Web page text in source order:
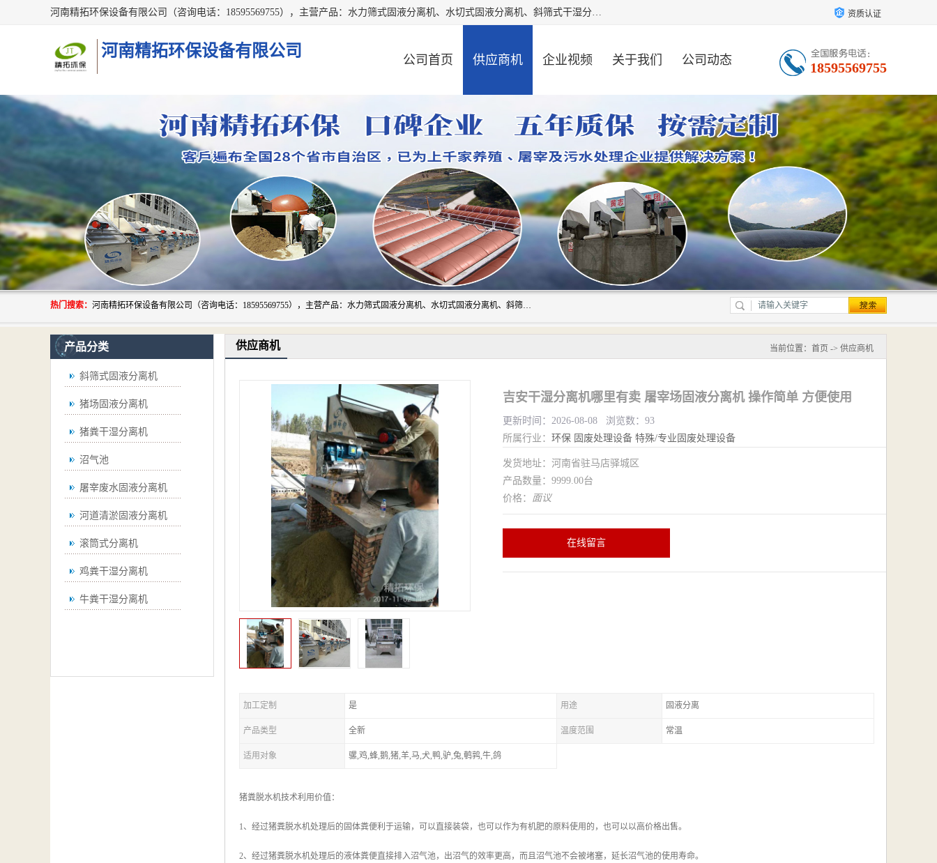
河南精拓环保设备有限公司（咨询电话：18595569755），主营产品：水力筛式固液分离机、水切式固液分离机、斜筛式干湿分离机、养猪场固液分离机、斜筛式固液分离机、屠宰场固液分离机、猪场干湿分离机等。公司从事固液分离设备及配套沼气池的研发、设计、销售与施工，并提供污水处理整体解决方案。 资质认证
河南精拓环保设备有限公司 公司首页 供应商机 企业视频 关于我们 公司动态 18595569755
热门搜索： 河南精拓环保设备有限公司（咨询电话：18595569755），主营产品：水力筛式固液分离机、水切式固液分离机、斜筛式干湿分离机、养猪场固液分离机、斜筛式固液分离机、屠宰场固液分离机、猪场干湿分离机等。公司从事固液分离设备及配套沼气池的研发、设计、销售与施工，并提供污水处理整体解决方案。
产品分类
斜筛式固液分离机
猪场固液分离机
猪粪干湿分离机
沼气池
屠宰废水固液分离机
河道清淤固液分离机
滚筒式分离机
鸡粪干湿分离机
牛粪干湿分离机
供应商机 当前位置： 首页 -> 供应商机
吉安干湿分离机哪里有卖 屠宰场固液分离机 操作简单 方便使用
更新时间：2026-08-08 浏览数：93
所属行业： 环保 固废处理设备 特殊/专业固废处理设备
发货地址：河南省驻马店驿城区
产品数量：9999.00台
价格： 面议
在线留言
加工定制 是 用途 固液分离
产品类型 全新 温度范围 常温
适用对象 骡,鸡,蜂,鹅,猪,羊,马,犬,鸭,驴,兔,鹌鹑,牛,鸽
猪粪脱水机技术利用价值：
1、经过猪粪脱水机处理后的固体粪便利于运输，可以直接装袋，也可以作为有机肥的原料使用的，也可以以高价格出售。
2、经过猪粪脱水机处理后的液体粪便直接排入沼气池，出沼气的效率更高，而且沼气池不会被堵塞，延长沼气池的使用寿命。